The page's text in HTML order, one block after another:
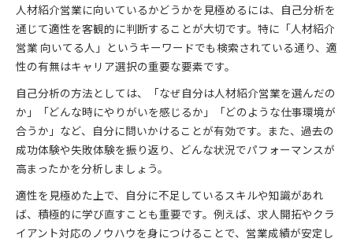
人材紹介営業に向いているかどうかを見極めるには、自己分析を
通じて適性を客観的に判断することが大切です。特に「人材紹介
営業 向いてる人」というキーワードでも検索されている通り、適
性の有無はキャリア選択の重要な要素です。
自己分析の方法としては、「なぜ自分は人材紹介営業を選んだの
か」「どんな時にやりがいを感じるか」「どのような仕事環境が
合うか」など、自分に問いかけることが有効です。また、過去の
成功体験や失敗体験を振り返り、どんな状況でパフォーマンスが
高まったかを分析しましょう。
適性を見極めた上で、自分に不足しているスキルや知識があれ
ば、積極的に学び直すことも重要です。例えば、求人開拓やクラ
イアント対応のノウハウを身につけることで、営業成績が安定し